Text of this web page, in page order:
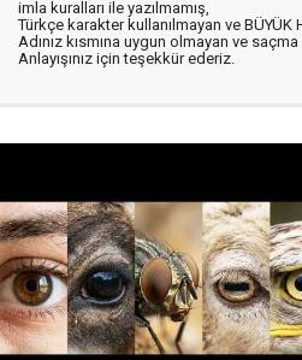
imla kuralları ile yazılmamış,
Türkçe karakter kullanılmayan ve BÜYÜK
Adınız kısmına uygun olmayan ve
Anlayışınız için teşekkür ederiz.